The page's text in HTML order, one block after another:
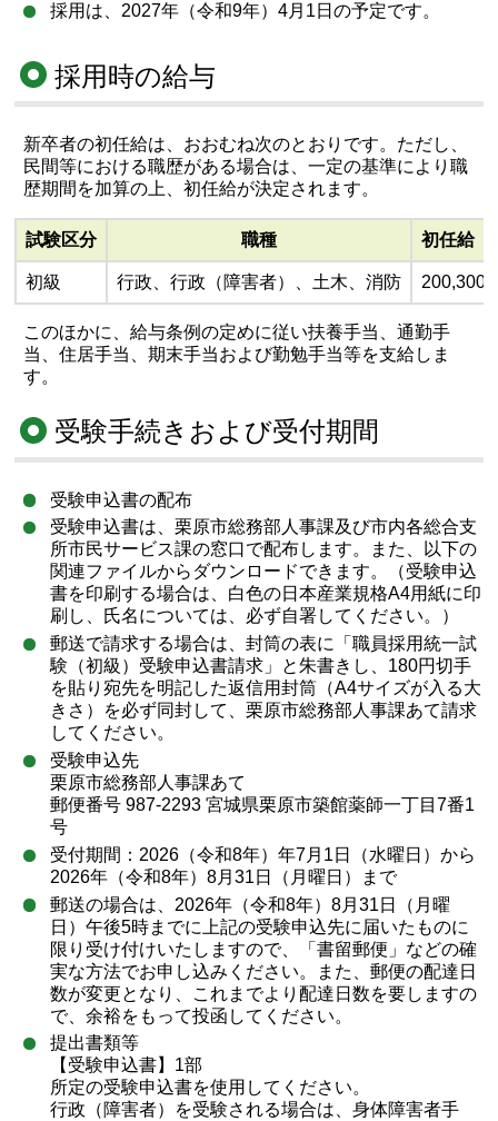
採用は、2027年（令和9年）4月1日の予定です。
採用時の給与
新卒者の初任給は、おおむね次のとおりです。ただし、
民間等における職歴がある場合は、一定の基準により職
歴期間を加算の上、初任給が決定されます。
試験区分 職種 初任給（
初級 行政、行政（障害者）、土木、消防 200,300
このほかに、給与条例の定めに従い扶養手当、通勤手
当、住居手当、期末手当および勤勉手当等を支給しま
す。
受験手続きおよび受付期間
受験申込書の配布
受験申込書は、栗原市総務部人事課及び市内各総合支
所市民サービス課の窓口で配布します。また、以下の
関連ファイルからダウンロードできます。（受験申込
書を印刷する場合は、白色の日本産業規格A4用紙に印
刷し、氏名については、必ず自署してください。）
郵送で請求する場合は、封筒の表に「職員採用統一試
験（初級）受験申込書請求」と朱書きし、180円切手
を貼り宛先を明記した返信用封筒（A4サイズが入る大
きさ）を必ず同封して、栗原市総務部人事課あて請求
してください。
受験申込先
栗原市総務部人事課あて
郵便番号 987-2293 宮城県栗原市築館薬師一丁目7番1
号
受付期間：2026（令和8年）年7月1日（水曜日）から
2026年（令和8年）8月31日（月曜日）まで
郵送の場合は、2026年（令和8年）8月31日（月曜
日）午後5時までに上記の受験申込先に届いたものに
限り受け付けいたしますので、「書留郵便」などの確
実な方法でお申し込みください。また、郵便の配達日
数が変更となり、これまでより配達日数を要しますの
で、余裕をもって投函してください。
提出書類等
【受験申込書】1部
所定の受験申込書を使用してください。
行政（障害者）を受験される場合は、身体障害者手